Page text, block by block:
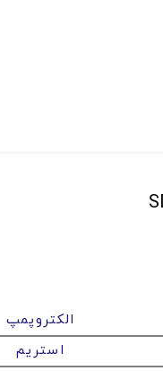
الکتروپمپ
استریم